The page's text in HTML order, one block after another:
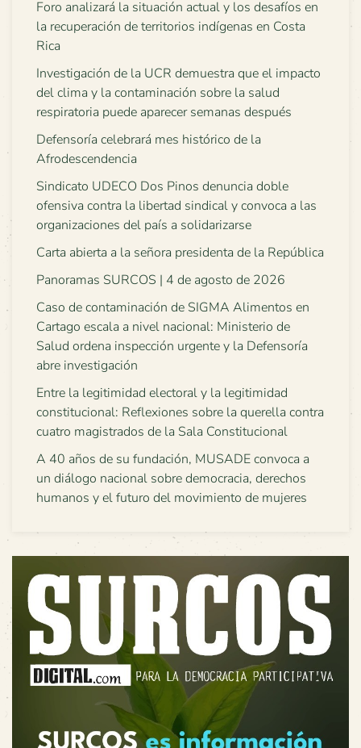
Foro analizará la situación actual y los desafíos en
la recuperación de territorios indígenas en Costa
Rica
Investigación de la UCR demuestra que el impacto
del clima y la contaminación sobre la salud
respiratoria puede aparecer semanas después
Defensoría celebrará mes histórico de la
Afrodescendencia
Sindicato UDECO Dos Pinos denuncia doble
ofensiva contra la libertad sindical y convoca a las
organizaciones del país a solidarizarse
Carta abierta a la señora presidenta de la República
Panoramas SURCOS | 4 de agosto de 2026
Caso de contaminación de SIGMA Alimentos en
Cartago escala a nivel nacional: Ministerio de
Salud ordena inspección urgente y la Defensoría
abre investigación
Entre la legitimidad electoral y la legitimidad
constitucional: Reflexiones sobre la querella contra
cuatro magistrados de la Sala Constitucional
A 40 años de su fundación, MUSADE convoca a
un diálogo nacional sobre democracia, derechos
humanos y el futuro del movimiento de mujeres